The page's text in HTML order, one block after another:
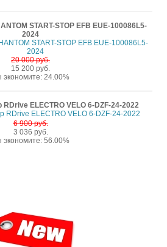
START-STOP EFB EUE-100086L5-
2024
20 000 руб.
15 200 руб.
экономите: 24.00%
ELECTRO VELO 6-DZF-24-2022
6 900 руб.
3 036 руб.
экономите: 56.00%